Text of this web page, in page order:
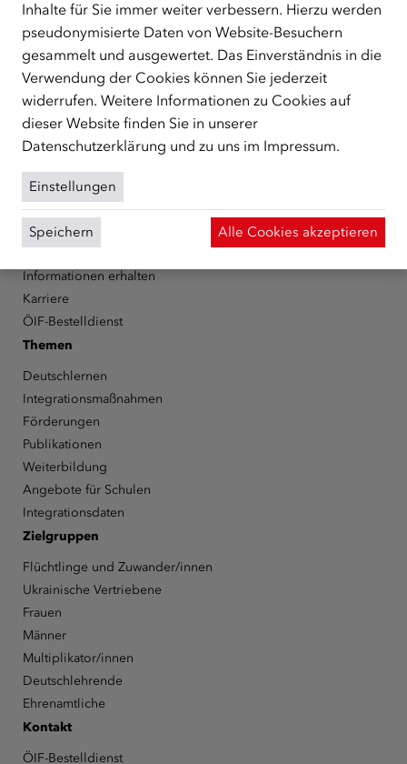
Der Österreichische Integrationsfonds (ÖIF) ist ein Fonds der
Republik Österreich, der Flüchtlinge, subsidiär
Schutzberechtigte, Vertriebene sowie Zuwander/innen als
zentrale Anlaufstelle bei der Integration in Österreich
unterstützt.
mehr
FacebookYouTubeInstagramLinkedIn
Über den ÖIF
Der Österreichische Integrationsfonds (ÖIF)
Organigramm
Informationen erhalten
Karriere
ÖIF-Bestelldienst
Themen
Deutschlernen
Integrationsmaßnahmen
Förderungen
Publikationen
Weiterbildung
Angebote für Schulen
Integrationsdaten
Zielgruppen
Flüchtlinge und Zuwander/innen
Ukrainische Vertriebene
Frauen
Männer
Multiplikator/innen
Deutschlehrende
Ehrenamtliche
Kontakt
ÖIF-Bestelldienst
Inhalte für Sie immer weiter verbessern. Hierzu werden
pseudonymisierte Daten von Website-Besuchern
gesammelt und ausgewertet. Das Einverständnis in die
Verwendung der Cookies können Sie jederzeit
widerrufen. Weitere Informationen zu Cookies auf
dieser Website finden Sie in unserer
Datenschutzerklärung und zu uns im Impressum.
Einstellungen
Speichern Alle Cookies akzeptieren